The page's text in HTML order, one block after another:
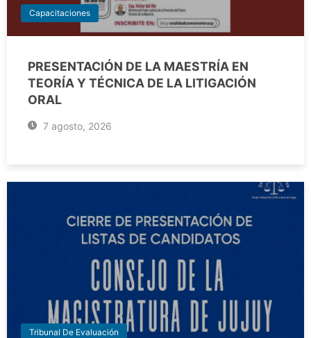
Capacitaciones
PRESENTACIÓN DE LA MAESTRÍA EN
TEORÍA Y TÉCNICA DE LA LITIGACIÓN
ORAL
7 agosto, 2026
Tribunal De Evaluación